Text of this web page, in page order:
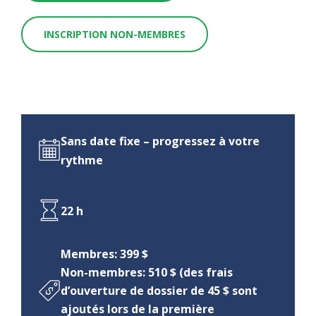
INSCRIPTION NON-MEMBRES
Sans date fixe – progressez à votre
rythme
22 h
Membres: 399 $
Non-membres: 510 $ (des frais
d’ouverture de dossier de 45 $ sont
ajoutés lors de la première